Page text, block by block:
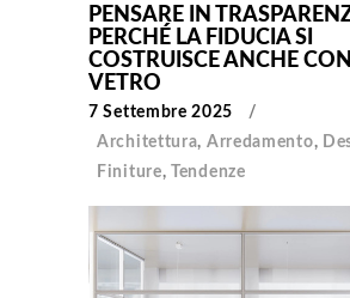
PENSARE IN
PERCHÉ LA FIDUCIA SI
COSTRUISCE ANCHE
VETRO
7 Settembre 2025
Architettura, Arredamento,
Finiture, Tendenze